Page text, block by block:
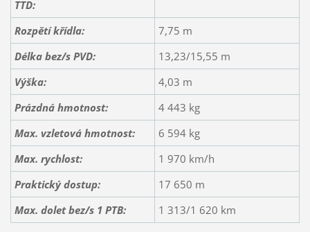
TTD:
Rozpětí křídla:
7,75 m
Délka bez/s PVD:
13,23/15,55 m
Výška:
4,03 m
Prázdná hmotnost:
4 443 kg
Max. vzletová hmotnost:
6 594 kg
Max. rychlost:
1 970 km/h
Praktický dostup:
17 650 m
Max. dolet bez/s 1 PTB:
1 313/1 620 km